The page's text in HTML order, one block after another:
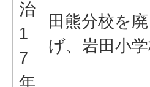
治
1
7
年
田熊分校を
げ、岩田小